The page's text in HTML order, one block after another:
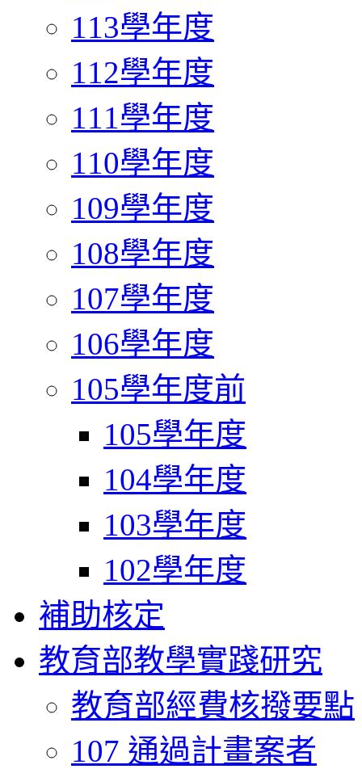
113學年度
112學年度
111學年度
110學年度
109學年度
108學年度
107學年度
106學年度
105學年度前
105學年度
104學年度
103學年度
102學年度
補助核定
教育部教學實踐研究
教育部經費核撥要點
107 通過計畫案者